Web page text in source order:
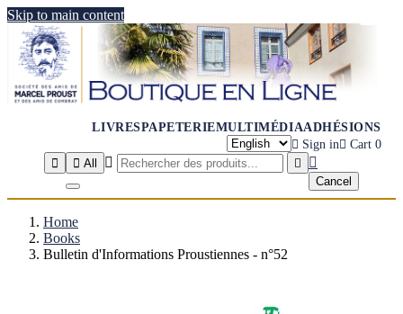
Skip to main content
LIVRESPAPETERIEMULTIMÉDIAADHÉSIONS
 Sign in Cart 0

 All   
Cancel
Home
Books
Bulletin d'Informations Proustiennes - n°52